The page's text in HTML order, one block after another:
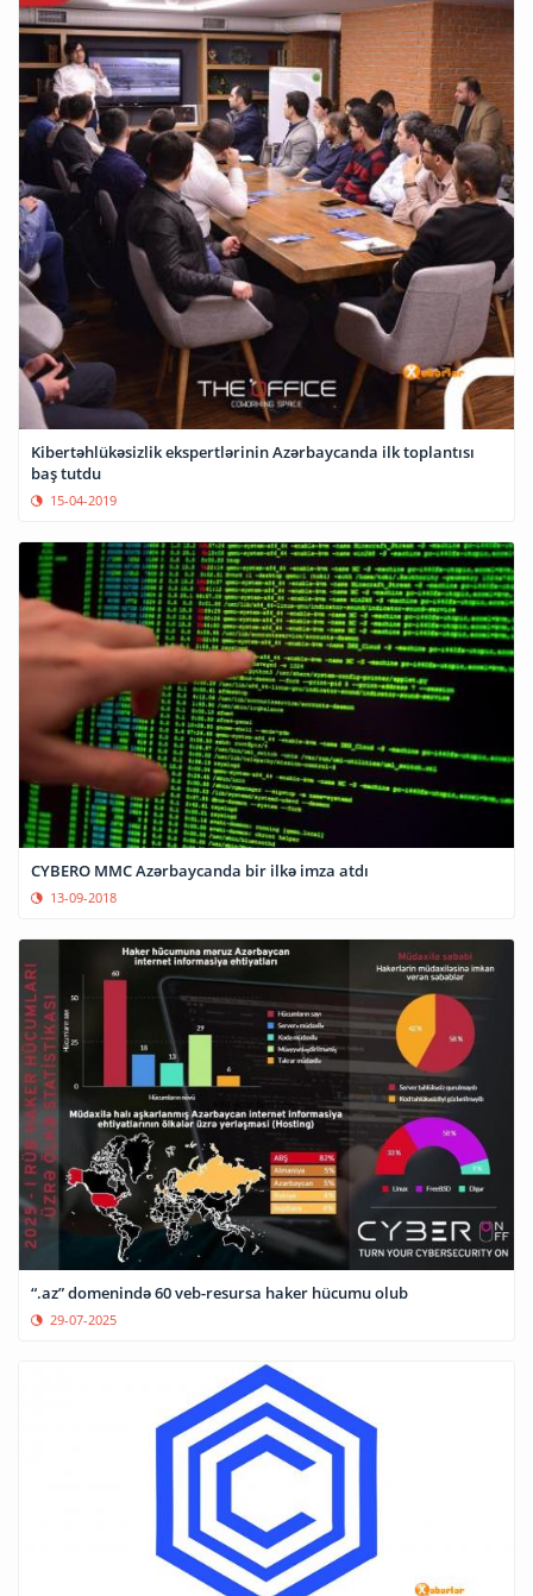
Kibertəhlükəsizlik ekspertlərinin Azərbaycanda ilk toplantısı
baş tutdu
15-04-2019
CYBERO MMC Azərbaycanda bir ilkə imza atdı
13-09-2018
“.az” domenində 60 veb-resursa haker hücumu olub
29-07-2025